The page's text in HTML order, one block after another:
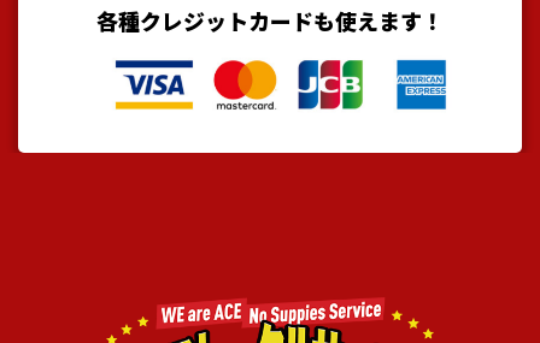
各種クレジットカードも使えます！